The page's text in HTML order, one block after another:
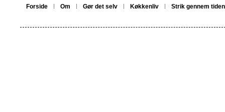
Forside Om Gør det selv Køkkenliv Strik gennem tiden